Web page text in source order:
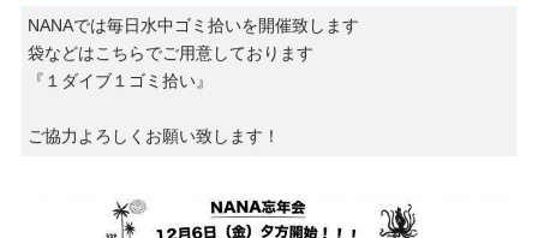
NANAでは毎日水中ゴミ拾いを開催致します
袋などはこちらでご用意しております
『１ダイブ１ゴミ拾い』
ご協力よろしくお願い致します！